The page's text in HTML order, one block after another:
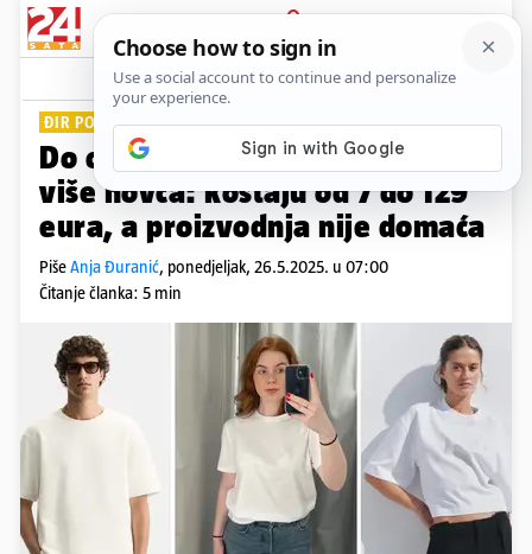
PRIJAVA
Lifestyle Komentari
ĐIR PO TRGOVINAMA
Do obične bijele majice za nikad
više novca: koštaju od 7 do 129
eura, a proizvodnja nije domaća
PišeAnja Đuranić, ponedjeljak, 26.5.2025. u 07:00
Čitanje članka: 5 min